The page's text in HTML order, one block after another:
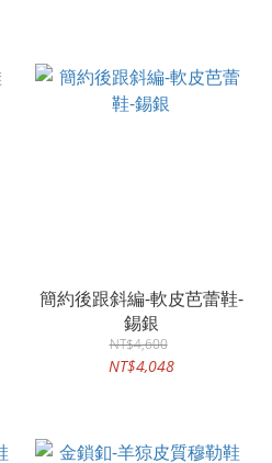
簡約後跟斜編-軟皮芭蕾鞋-
錫銀
NT$4,600
NT$4,048